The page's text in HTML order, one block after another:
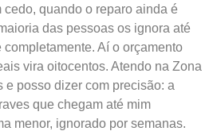
quando o reparo ainda é
das pessoas os ignora até
Aí o orçamento
vira oitocentos. Atendo na Zona
e posso dizer com precisão: a
que chegam até mim
menor, ignorado por semanas.